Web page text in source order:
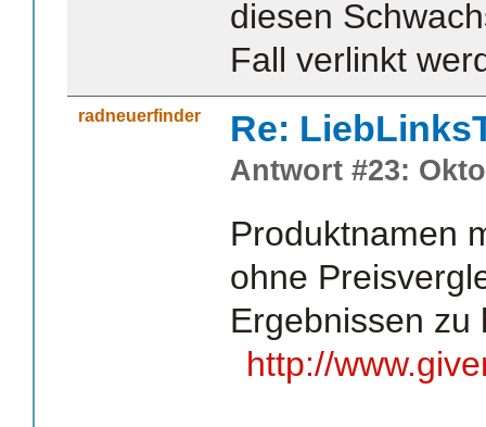
diesen
Fall verlinkt
radneuerfinder Re:
Antwort #23:
Produktnamen
ohne
Ergebnissen zu
http://